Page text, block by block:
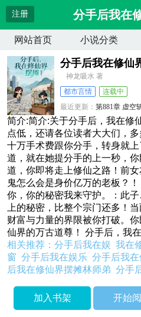
注册 分手后我在
网站首页 小说分类
分手后我在修仙
神龙吸水 著
都市言情
连载中
最近更新：第881章 虚空
更新时间：2026-07-25
简介:简介:关于分手后，我在修
点低，还请各位读者大大们，
十万手术费跟你分手，转身就
道，就在她提分手的上一秒，
道，你即将走上修仙之路！前
鬼怎么会是身价亿万的老板？
你，你的秘密我来守护。：此
上的秘密，比整个宗门还多！
财富与力量的界限被你打破。
仙界的万古道尊！ 分手后，我
相关推荐：分手后我在娱我在
窗分手后我在娱乐分手后我
后我在修仙界摆摊林师弟分手
加入书架 开始